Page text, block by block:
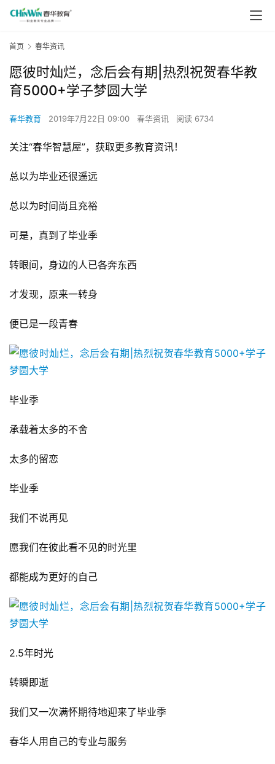
首页 春华资讯
愿彼时灿烂，念后会有期|热烈祝贺春华教
育5000+学子梦圆大学
春华教育 2019年7月22日 09:00 春华资讯 阅读 6734
关注“春华智慧屋”，获取更多教育资讯！
总以为毕业还很遥远
总以为时间尚且充裕
可是，真到了毕业季
转眼间，身边的人已各奔东西
才发现，原来一转身
便已是一段青春
毕业季
承载着太多的不舍
太多的留恋
毕业季
我们不说再见
愿我们在彼此看不见的时光里
都能成为更好的自己
2.5年时光
转瞬即逝
我们又一次满怀期待地迎来了毕业季
春华人用自己的专业与服务